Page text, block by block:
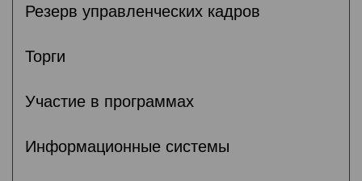
Резерв управленческих кадров
Торги
Участие в программах
Информационные системы